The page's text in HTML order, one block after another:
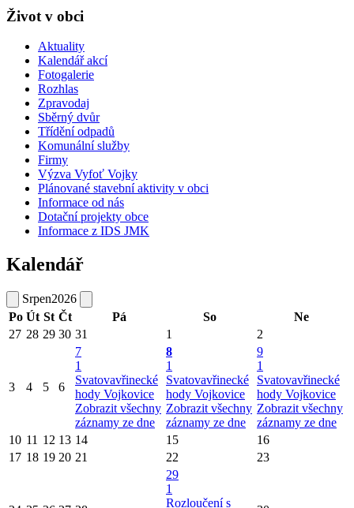
Život v obci
Aktuality
Kalendář akcí
Fotogalerie
Rozhlas
Zpravodaj
Sběrný dvůr
Třídění odpadů
Komunální služby
Firmy
Výzva Vyfoť Vojky
Plánované stavební aktivity v obci
Informace od nás
Dotační projekty obce
Informace z IDS JMK
Kalendář
Srpen2026
Po Út St Čt Pá So
Ne
27 28 29 30 31 1 2
3 4 5 6
7
1
Svatovavřinecké
hody Vojkovice
Zobrazit všechny
záznamy ze dne
8
1
Svatovavřinecké
hody Vojkovice
Zobrazit všechny
záznamy ze dne
9
1
Svatovavřinecké
hody Vojkovice
Zobrazit všechny
záznamy ze dne
10 11 12 13 14 15
16
17 18 19 20 21 22 23
29
1
Rozloučení s